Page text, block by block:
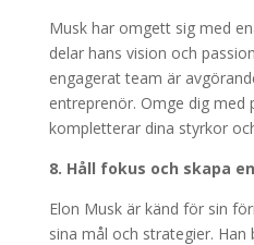
Musk har omgett sig med
delar hans vision och
engagerat team är
entreprenör. Omge dig med
kompletterar dina styrkor
8. Håll fokus och skapa
Elon Musk är känd för sin
sina mål och strategier.